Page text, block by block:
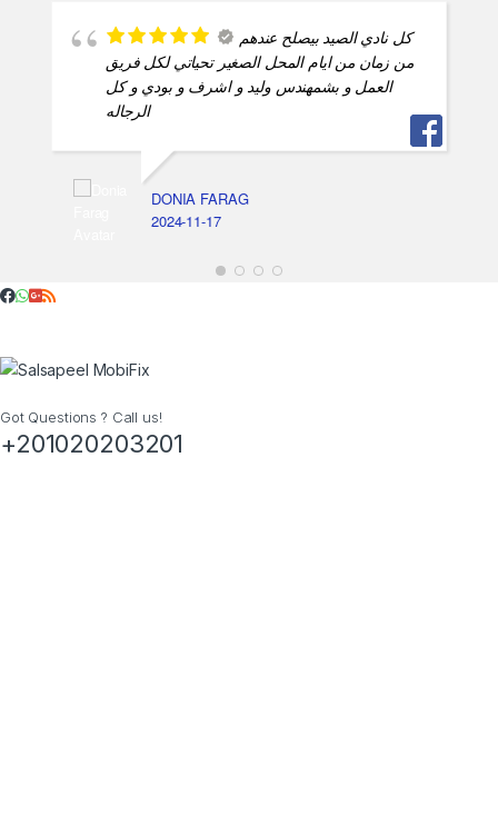
كل نادي الصيد بيصلح عندهم
من زمان من ايام المحل الصغير تحياتي لكل فريق
العمل و بشمهندس وليد و اشرف و بودي و كل
الرجاله
DONIA FARAG
2024-11-17
Got Questions ? Call us!
+201020203201